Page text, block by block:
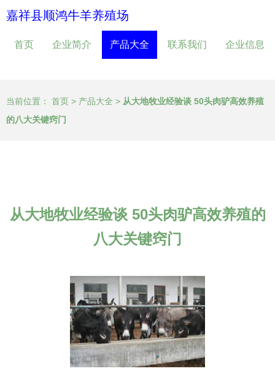
嘉祥县顺鸿牛羊养殖场
首页 企业简介 产品大全 联系我们 企业信息
当前位置： 首页 > 产品大全 > 从大地牧业经验谈 50头肉驴高效养殖
的八大关键窍门
从大地牧业经验谈 50头肉驴高效养殖的
八大关键窍门